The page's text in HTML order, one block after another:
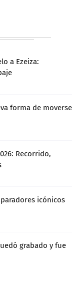
a Ezeiza:
forma de moverse
Recorrido,
icónicos
grabado y fue